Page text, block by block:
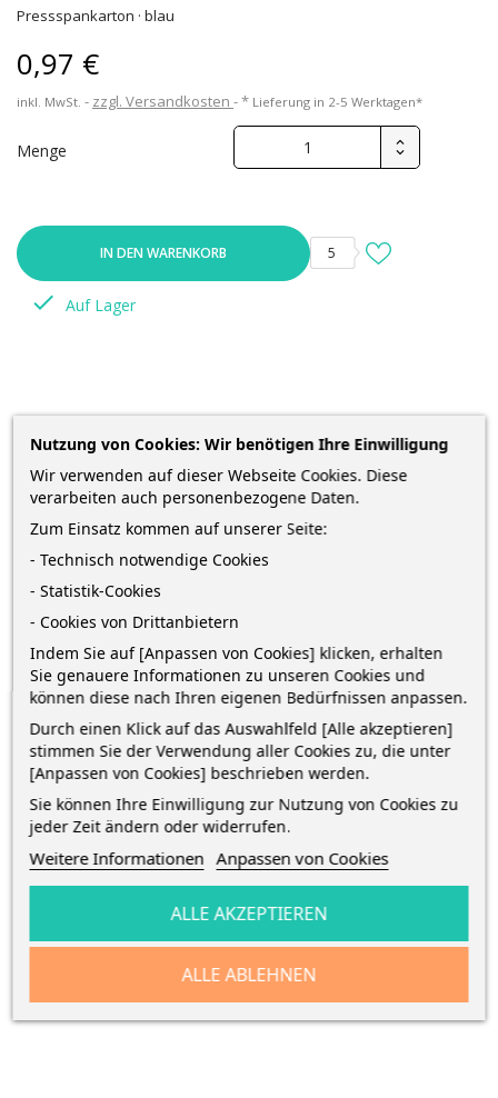
Pressspankarton · blau
0,97 €
inkl. MwSt. zzgl. Versandkosten * Lieferung in 2-5 Werktagen*
Menge
IN DEN WARENKORB 5
 Auf Lager
BESCHREIBUNG
Schnellhefter FACT!plus · für DIN A4 · hochwertiger
Pressspankarton 375 g/m², 0,4 mm dick · blau ·
Amtsheftung und kaufmännische Heftung
GPSR Information
GPSR Field
Value
gpsr_manufacturer_name BRUNNEN
VIELLEICHT GEFÄLLT
IHNEN AUCH
Nutzung von Cookies: Wir benötigen Ihre Einwilligung
Wir verwenden auf dieser Webseite Cookies. Diese
verarbeiten auch personenbezogene Daten.
Zum Einsatz kommen auf unserer Seite:
- Technisch notwendige Cookies
- Statistik-Cookies
- Cookies von Drittanbietern
Indem Sie auf [Anpassen von Cookies] klicken, erhalten
Sie genauere Informationen zu unseren Cookies und
können diese nach Ihren eigenen Bedürfnissen anpassen.
Durch einen Klick auf das Auswahlfeld [Alle akzeptieren]
stimmen Sie der Verwendung aller Cookies zu, die unter
[Anpassen von Cookies] beschrieben werden.
Sie können Ihre Einwilligung zur Nutzung von Cookies zu
jeder Zeit ändern oder widerrufen.
Weitere Informationen Anpassen von Cookies
ALLE ABLEHNEN
ALLE AKZEPTIEREN